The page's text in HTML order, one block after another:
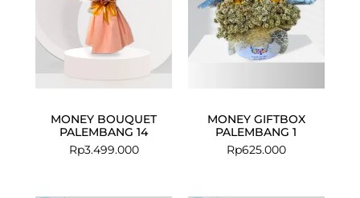
MONEY BOUQUET
PALEMBANG 14
Rp3.499.000
MONEY GIFTBOX
PALEMBANG 1
Rp625.000